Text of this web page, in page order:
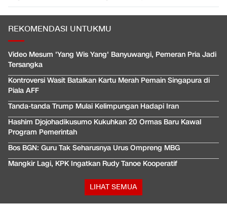
REKOMENDASI UNTUKMU
Video Mesum 'Yang Wis Yang' Banyuwangi, Pemeran Pria Jadi
Tersangka
Kontroversi Wasit Batalkan Kartu Merah Pemain Singapura di
Piala AFF
Tanda-tanda Trump Mulai Kelimpungan Hadapi Iran
Hashim Djojohadikusumo Kukuhkan 20 Ormas Baru Kawal
Program Pemerintah
Bos BGN: Guru Tak Seharusnya Urus Ompreng MBG
Mangkir Lagi, KPK Ingatkan Rudy Tanoe Kooperatif
LIHAT SEMUA